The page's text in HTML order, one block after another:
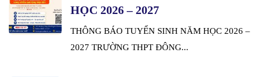
HỌC 2026 – 2027
THÔNG BÁO TUYỂN SINH NĂM HỌC 2026 –
2027 TRƯỜNG THPT ĐÔNG...